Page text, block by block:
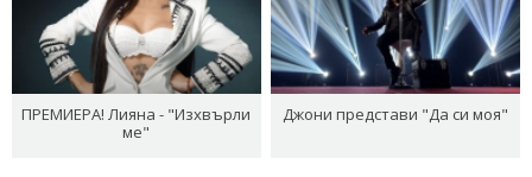
ПРЕМИЕРА! Лияна - "Изхвърли
ме"
Джони представи "Да си моя"